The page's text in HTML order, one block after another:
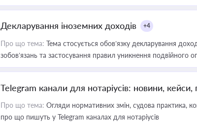
Декларування іноземних доходів +4
Про що тема: Тема стосується обов’язку декларування
зобов’язань та застосування правил уникнення подвійного
Telegram канали для нотаріусів: новини, кейси,
Про що тема: Огляди нормативних змін, судова практика,
про що пишуть у Telegram каналах для нотаріусів